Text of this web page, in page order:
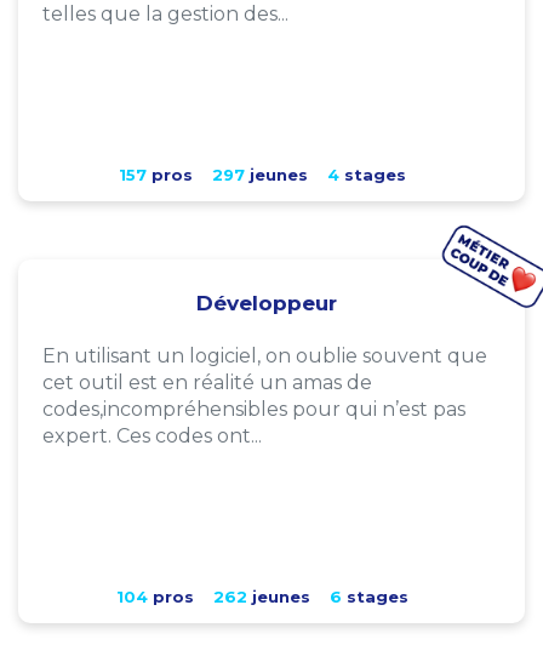
telles que la gestion des...
157pros 297jeunes 4stages
Développeur
En utilisant un logiciel, on oublie souvent que
cet outil est en réalité un amas de
codes,incompréhensibles pour qui n’est pas
expert. Ces codes ont...
104pros 262 jeunes 6 stages